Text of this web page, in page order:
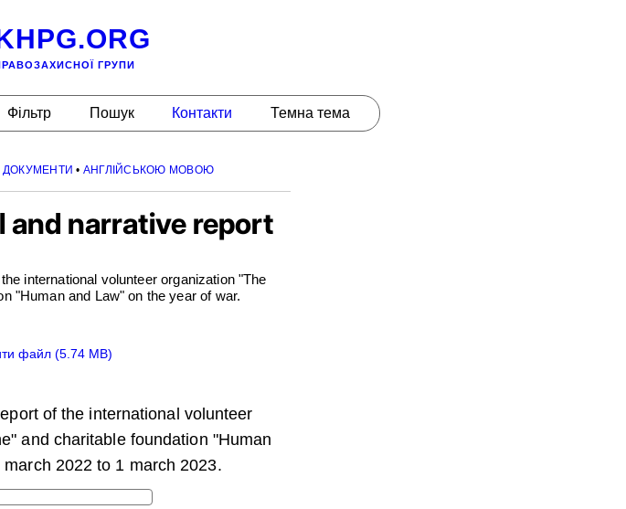
ГРУПИ
Фільтр Пошук Контакти Темна тема
ДОКУМЕНТИ • АНГЛІЙСЬКОЮ МОВОЮ
and narrative report
international volunteer organization "The
"Human and Law" on the year of war.
файл (5.74 MB)
of the international volunteer
and charitable foundation "Human
2022 to 1 march 2023.